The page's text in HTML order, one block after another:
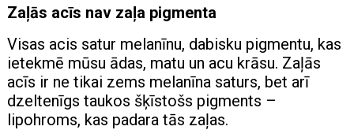
Zaļās acīs nav zaļa pigmenta
Visas acis satur melanīnu, dabisku pigmentu, kas
ietekmē mūsu ādas, matu un acu krāsu. Zaļās
acīs ir ne tikai zems melanīna saturs, bet arī
dzeltenīgs taukos šķīstošs pigments –
lipohroms, kas padara tās zaļas.